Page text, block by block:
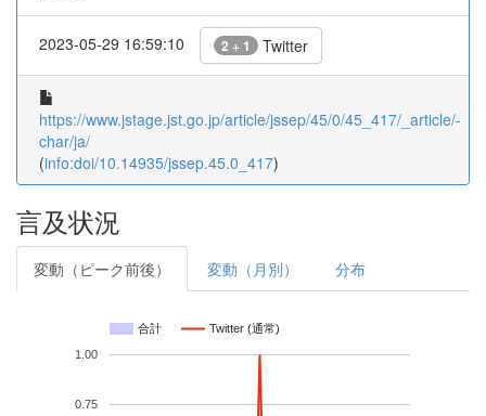
2023-05-29 16:59:10 2 + 1 Twitter
https://www.jstage.jst.go.jp/article/jssep/45/0/45_417/_article/-
char/ja/
(info:doi/10.14935/jssep.45.0_417)
言及状況
変動（ピーク前後） 変動（月別） 分布
合計 Twitter (通常)
0.75
1.00